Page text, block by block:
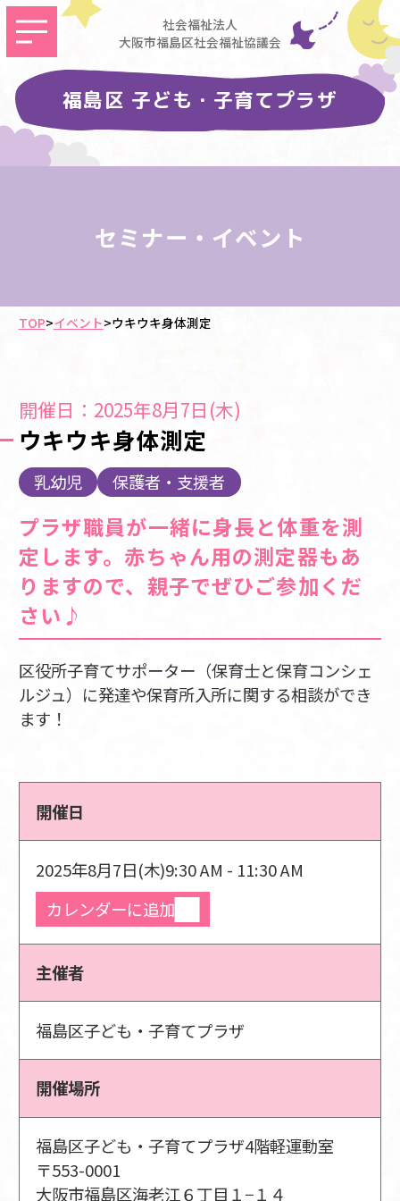
社会福祉法人
大阪市福島区社会福祉協議会
福島区 子ども・子育てプラザ
セミナー・イベント
TOP>イベント>ウキウキ身体測定
開催日：2025年8月7日(木)
ウキウキ身体測定
乳幼児 保護者・支援者
プラザ職員が一緒に身長と体重を測
定します。赤ちゃん用の測定器もあ
りますので、親子でぜひご参加くだ
さい♪
区役所子育てサポーター（保育士と保育コンシェ
ルジュ）に発達や保育所入所に関する相談ができ
ます！
開催日
2025年8月7日(木)9:30 AM - 11:30 AM
カレンダーに追加
主催者
福島区子ども・子育てプラザ
開催場所
福島区子ども・子育てプラザ4階軽運動室
〒553-0001
大阪市福島区海老江６丁目１−１４